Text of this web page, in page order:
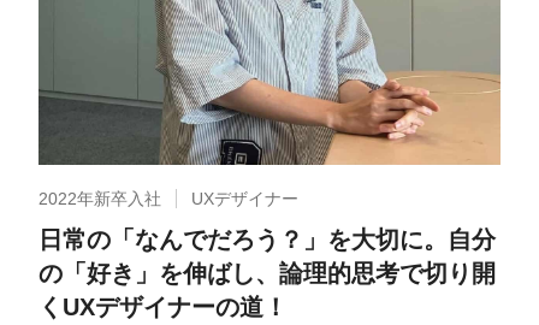
2022年新卒入社 UXデザイナー
日常の「なんでだろう？」を大切に。自分
の「好き」を伸ばし、論理的思考で切り開
くUXデザイナーの道！